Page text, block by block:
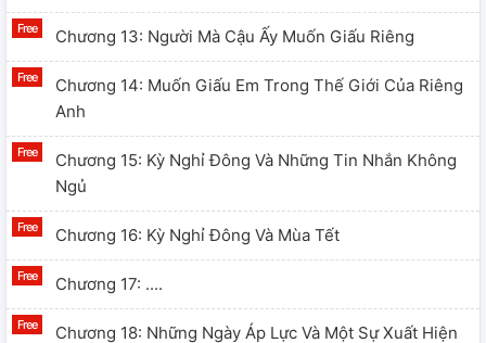
Chương 13: Người Mà Cậu Ấy Muốn Giấu Riêng
Chương 14: Muốn Giấu Em Trong Thế Giới Của Riêng
Anh
Chương 15: Kỳ Nghỉ Đông Và Những Tin Nhắn Không
Ngủ
Chương 16: Kỳ Nghỉ Đông Và Mùa Tết
Chương 17: ....
Chương 18: Những Ngày Áp Lực Và Một Sự Xuất Hiện